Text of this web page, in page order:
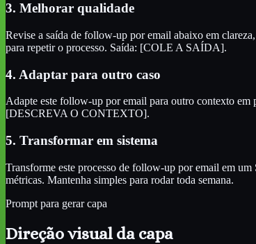
3. Melhorar qualidade
Revise a saída de follow-up por email abaixo em
para repetir o processo. Saída: [COLE A SAÍDA].
4. Adaptar para outro caso
Adapte este follow-up por email para outro contexto
[DESCREVA O CONTEXTO].
5. Transformar em sistema
Transforme este processo de follow-up por email em
métricas. Mantenha simples para rodar toda semana.
Prompt para gerar capa
Direção visual da capa